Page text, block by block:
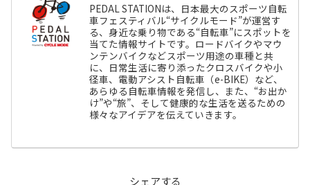
PEDAL STATIONは、日本最大のスポーツ自転
車フェスティバル“サイクルモード”が運営す
る、身近な乗り物である“自転車”にスポットを
当てた情報サイトです。ロードバイクやマウ
ンテンバイクなどスポーツ用途の車種と共
に、日常生活に寄り添ったクロスバイクや小
径車、電動アシスト自転車（e-BIKE）など、
あらゆる自転車情報を発信し、また、“お出か
け”や“旅”、そして健康的な生活を送るための
様々なアイデアを伝えていきます。
シェアする